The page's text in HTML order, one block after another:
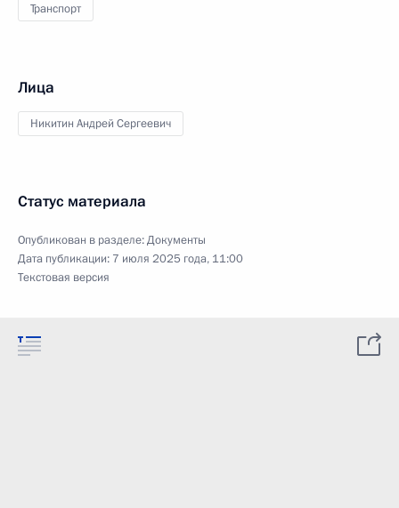
Транспорт
Лица
Никитин Андрей Сергеевич
Статус материала
Опубликован в разделе:Документы
Дата публикации: 7 июля 2025 года, 11:00
Текстовая версия